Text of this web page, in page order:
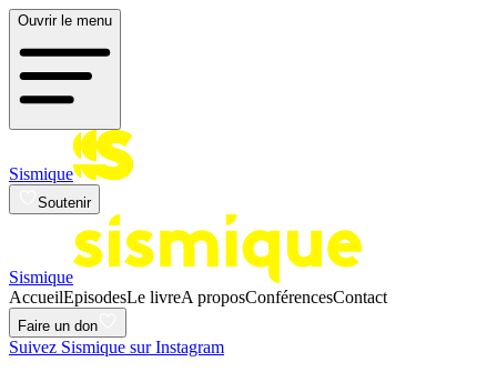
Ouvrir le menu
Sismique
Soutenir
Sismique
AccueilEpisodesLe livreA proposConférencesContact
Faire un don
Suivez Sismique sur Instagram